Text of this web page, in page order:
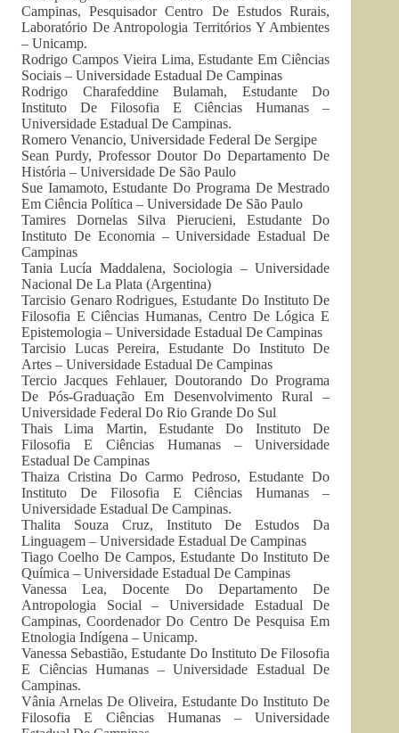
Campinas, Pesquisador Centro De Estudos Rurais,
Laboratório De Antropologia Territórios Y Ambientes
– Unicamp.
Rodrigo Campos Vieira Lima, Estudante Em Ciências
Sociais – Universidade Estadual De Campinas
Rodrigo Charafeddine Bulamah, Estudante Do
Instituto De Filosofia E Ciências Humanas –
Universidade Estadual De Campinas.
Romero Venancio, Universidade Federal De Sergipe
Sean Purdy, Professor Doutor Do Departamento De
História – Universidade De São Paulo
Sue Iamamoto, Estudante Do Programa De Mestrado
Em Ciência Política – Universidade De São Paulo
Tamires Dornelas Silva Pierucieni, Estudante Do
Instituto De Economia – Universidade Estadual De
Campinas
Tania Lucía Maddalena, Sociologia – Universidade
Nacional De La Plata (Argentina)
Tarcisio Genaro Rodrigues, Estudante Do Instituto De
Filosofia E Ciências Humanas, Centro De Lógica E
Epistemologia – Universidade Estadual De Campinas
Tarcisio Lucas Pereira, Estudante Do Instituto De
Artes – Universidade Estadual De Campinas
Tercio Jacques Fehlauer, Doutorando Do Programa
De Pós-Graduação Em Desenvolvimento Rural –
Universidade Federal Do Rio Grande Do Sul
Thais Lima Martin, Estudante Do Instituto De
Filosofia E Ciências Humanas – Universidade
Estadual De Campinas
Thaiza Cristina Do Carmo Pedroso, Estudante Do
Instituto De Filosofia E Ciências Humanas –
Universidade Estadual De Campinas.
Thalita Souza Cruz, Instituto De Estudos Da
Linguagem – Universidade Estadual De Campinas
Tiago Coelho De Campos, Estudante Do Instituto De
Química – Universidade Estadual De Campinas
Vanessa Lea, Docente Do Departamento De
Antropologia Social – Universidade Estadual De
Campinas, Coordenador Do Centro De Pesquisa Em
Etnologia Indígena – Unicamp.
Vanessa Sebastião, Estudante Do Instituto De Filosofia
E Ciências Humanas – Universidade Estadual De
Campinas.
Vânia Arnelas De Oliveira, Estudante Do Instituto De
Filosofia E Ciências Humanas – Universidade